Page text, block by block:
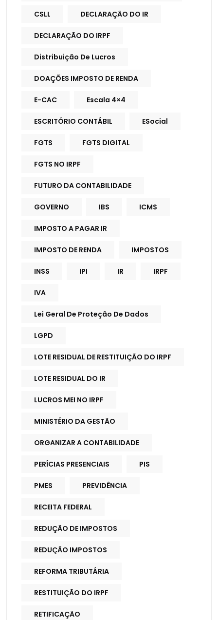
CSLL DECLARAÇÃO DO IR
DECLARAÇÃO DO IRPF
Distribuição De Lucros
DOAÇÕES IMPOSTO DE RENDA
E-CAC Escala 4×4
ESCRITÓRIO CONTÁBIL ESocial
FGTS FGTS DIGITAL
FGTS NO IRPF
FUTURO DA CONTABILIDADE
GOVERNO IBS ICMS
IMPOSTO A PAGAR IR
IMPOSTO DE RENDA IMPOSTOS
INSS IPI IR IRPF
IVA
Lei Geral De Proteção De Dados
LGPD
LOTE RESIDUAL DE RESTITUIÇÃO DO IRPF
LOTE RESIDUAL DO IR
LUCROS MEI NO IRPF
MINISTÉRIO DA GESTÃO
ORGANIZAR A CONTABILIDADE
PERÍCIAS PRESENCIAIS PIS
PMES PREVIDÊNCIA
RECEITA FEDERAL
REDUÇÃO DE IMPOSTOS
REDUÇÃO IMPOSTOS
REFORMA TRIBUTÁRIA
RESTITUIÇÃO DO IRPF
RETIFICAÇÃO